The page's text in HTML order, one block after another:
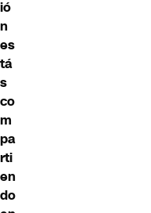
ió
n
es
tá
s
co
m
pa
rti
en
do